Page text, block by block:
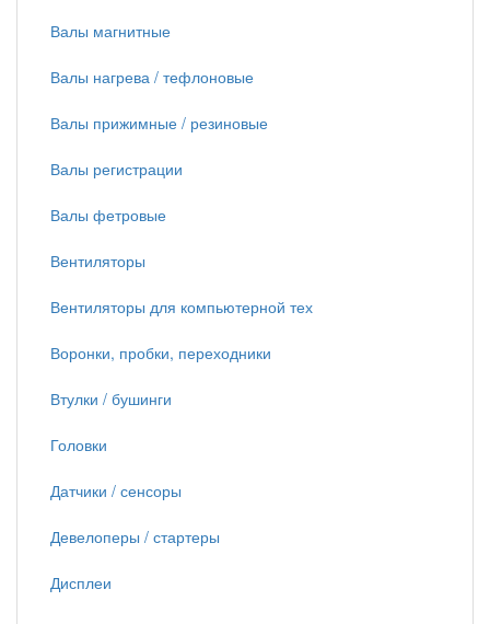
Валы магнитные
Валы нагрева / тефлоновые
Валы прижимные / резиновые
Валы регистрации
Валы фетровые
Вентиляторы
Вентиляторы для компьютерной тех
Воронки, пробки, переходники
Втулки / бушинги
Головки
Датчики / сенсоры
Девелоперы / стартеры
Дисплеи